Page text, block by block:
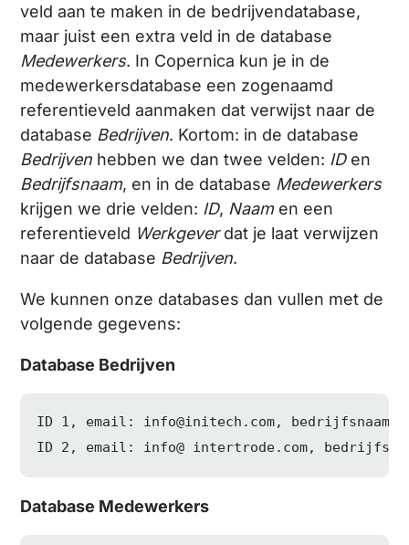
veld aan te maken in de bedrijvendatabase,
maar juist een extra veld in de database
Medewerkers. In Copernica kun je in de
medewerkersdatabase een zogenaamd
referentieveld aanmaken dat verwijst naar de
database Bedrijven. Kortom: in de database
Bedrijven hebben we dan twee velden: IDen
Bedrijfsnaam, en in de database Medewerkers
krijgen we drie velden: ID, Naamen een
referentieveld Werkgeverdat je laat verwijzen
naar de database Bedrijven.
We kunnen onze databases dan vullen met de
volgende gegevens:
Database Bedrijven
ID 1 , email: info@initech .com,
ID 2 , email: info@ intertrode.com,
Database Medewerkers